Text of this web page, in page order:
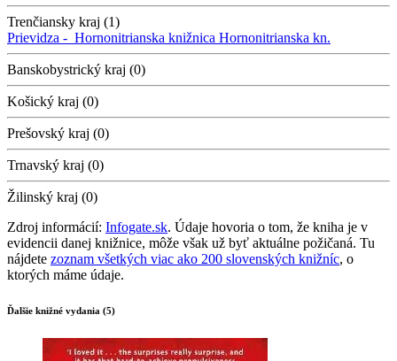
Trenčiansky kraj (1)
Prievidza - Hornonitrianska knižnica Hornonitrianska kn.
Banskobystrický kraj (0)
Košický kraj (0)
Prešovský kraj (0)
Trnavský kraj (0)
Žilinský kraj (0)
Zdroj informácií: Infogate.sk. Údaje hovoria o tom, že kniha je v
evidencii danej knižnice, môže však už byť aktuálne požičaná. Tu
nájdete zoznam všetkých viac ako 200 slovenských knižníc, o
ktorých máme údaje.
Ďalšie knižné vydania (5)